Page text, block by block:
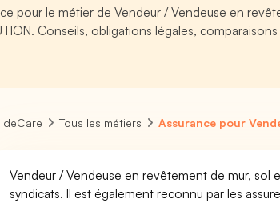
pour le métier de Vendeur / Vendeuse en
Conseils, obligations légales,
Tous les métiers Assurance pour
Vendeur / Vendeuse en revêtement de mur, sol
syndicats. Il est également reconnu par les